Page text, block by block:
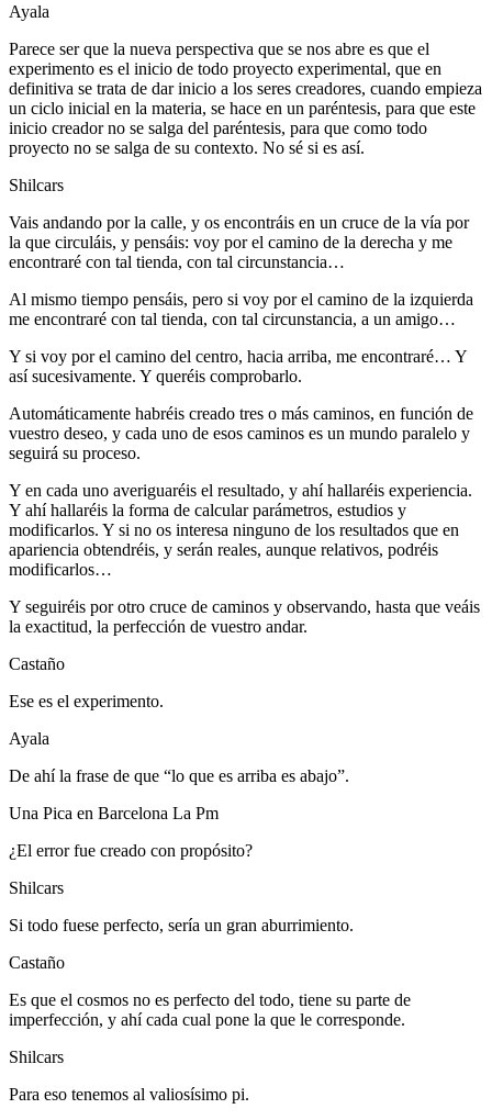
Ayala
Parece ser que la nueva perspectiva que se nos abre es que el
experimento es el inicio de todo proyecto experimental, que en
definitiva se trata de dar inicio a los seres creadores, cuando empieza
un ciclo inicial en la materia, se hace en un paréntesis, para que este
inicio creador no se salga del paréntesis, para que como todo
proyecto no se salga de su contexto. No sé si es así.
Shilcars
Vais andando por la calle, y os encontráis en un cruce de la vía por
la que circuláis, y pensáis: voy por el camino de la derecha y me
encontraré con tal tienda, con tal circunstancia…
Al mismo tiempo pensáis, pero si voy por el camino de la izquierda
me encontraré con tal tienda, con tal circunstancia, a un amigo…
Y si voy por el camino del centro, hacia arriba, me encontraré… Y
así sucesivamente. Y queréis comprobarlo.
Automáticamente habréis creado tres o más caminos, en función de
vuestro deseo, y cada uno de esos caminos es un mundo paralelo y
seguirá su proceso.
Y en cada uno averiguaréis el resultado, y ahí hallaréis experiencia.
Y ahí hallaréis la forma de calcular parámetros, estudios y
modificarlos. Y si no os interesa ninguno de los resultados que en
apariencia obtendréis, y serán reales, aunque relativos, podréis
modificarlos…
Y seguiréis por otro cruce de caminos y observando, hasta que veáis
la exactitud, la perfección de vuestro andar.
Castaño
Ese es el experimento.
Ayala
De ahí la frase de que “lo que es arriba es abajo”.
Una Pica en Barcelona La Pm
¿El error fue creado con propósito?
Shilcars
Si todo fuese perfecto, sería un gran aburrimiento.
Castaño
Es que el cosmos no es perfecto del todo, tiene su parte de
imperfección, y ahí cada cual pone la que le corresponde.
Shilcars
Para eso tenemos al valiosísimo pi.